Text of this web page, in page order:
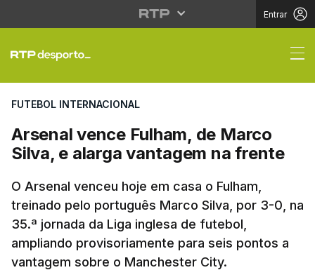
Entrar
Arsenal vence
FUTEBOL INTERNACIONAL
Arsenal vence Fulham, de Marco
Silva, e alarga vantagem na frente
O Arsenal venceu hoje em casa o Fulham,
treinado pelo português Marco Silva, por 3-0, na
35.ª jornada da Liga inglesa de futebol,
ampliando provisoriamente para seis pontos a
vantagem sobre o Manchester City.